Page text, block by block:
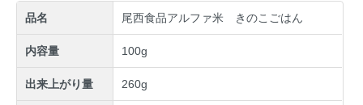
品名 尾西食品アルファ米 きのこごはん
内容量 100g
出来上がり量 260g